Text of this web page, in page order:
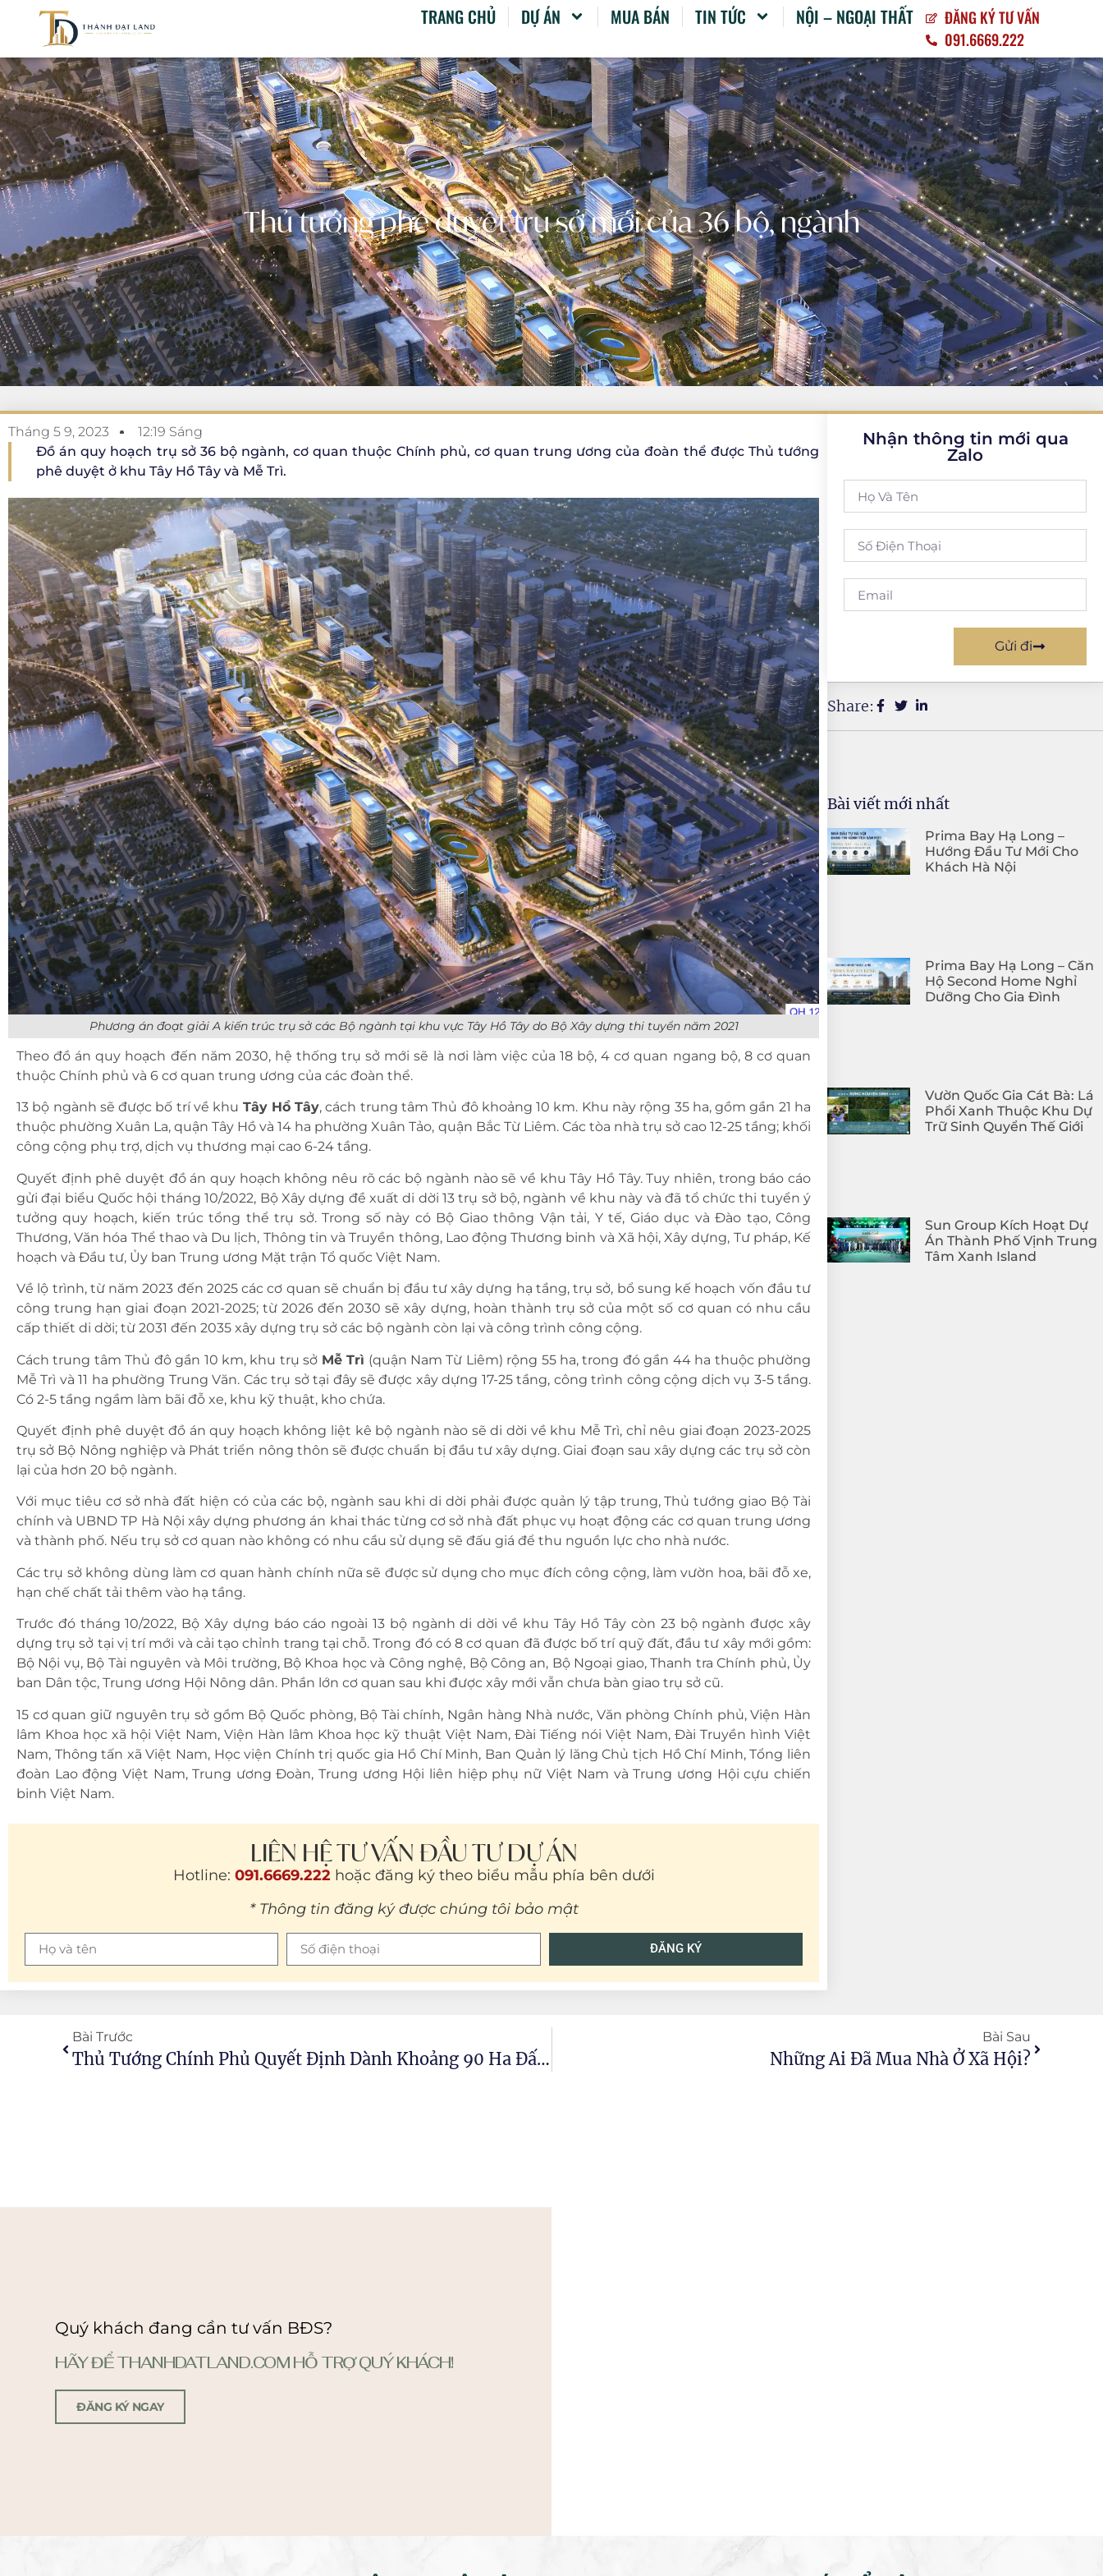
TRANG CHỦ DỰ ÁN MUA BÁN TIN TỨC NỘI – NGOẠI THẤT
ĐĂNG KÝ TƯ VẤN
091.6669.222
Thủ tướng phê duyệt trụ sở mới của 36 bộ, ngành
Tháng 5 9, 2023
12:19 Sáng
Đồ án quy hoạch trụ sở 36 bộ ngành, cơ quan thuộc Chính phủ, cơ quan trung ương của đoàn thể được Thủ tướng
phê duyệt ở khu Tây Hồ Tây và Mễ Trì.
Phương án đoạt giải A kiến trúc trụ sở các Bộ ngành tại khu vực Tây Hồ Tây do Bộ Xây dựng thi tuyển năm 2021
Theo đồ án quy hoạch đến năm 2030, hệ thống trụ sở mới sẽ là nơi làm việc của 18 bộ, 4 cơ quan ngang bộ, 8 cơ quan
thuộc Chính phủ và 6 cơ quan trung ương của các đoàn thể.
13 bộ ngành sẽ được bố trí về khu Tây Hồ Tây, cách trung tâm Thủ đô khoảng 10 km. Khu này rộng 35 ha, gồm gần 21 ha
thuộc phường Xuân La, quận Tây Hồ và 14 ha phường Xuân Tảo, quận Bắc Từ Liêm. Các tòa nhà trụ sở cao 12-25 tầng; khối
công cộng phụ trợ, dịch vụ thương mại cao 6-24 tầng.
Quyết định phê duyệt đồ án quy hoạch không nêu rõ các bộ ngành nào sẽ về khu Tây Hồ Tây. Tuy nhiên, trong báo cáo
gửi đại biểu Quốc hội tháng 10/2022, Bộ Xây dựng đề xuất di dời 13 trụ sở bộ, ngành về khu này và đã tổ chức thi tuyển ý
tưởng quy hoạch, kiến trúc tổng thể trụ sở. Trong số này có Bộ Giao thông Vận tải, Y tế, Giáo dục và Đào tạo, Công
Thương, Văn hóa Thể thao và Du lịch, Thông tin và Truyền thông, Lao động Thương binh và Xã hội, Xây dựng, Tư pháp, Kế
hoạch và Đầu tư, Ủy ban Trung ương Mặt trận Tổ quốc Việt Nam.
Về lộ trình, từ năm 2023 đến 2025 các cơ quan sẽ chuẩn bị đầu tư xây dựng hạ tầng, trụ sở, bổ sung kế hoạch vốn đầu tư
công trung hạn giai đoạn 2021-2025; từ 2026 đến 2030 sẽ xây dựng, hoàn thành trụ sở của một số cơ quan có nhu cầu
cấp thiết di dời; từ 2031 đến 2035 xây dựng trụ sở các bộ ngành còn lại và công trình công cộng.
Cách trung tâm Thủ đô gần 10 km, khu trụ sở Mễ Trì (quận Nam Từ Liêm) rộng 55 ha, trong đó gần 44 ha thuộc phường
Mễ Trì và 11 ha phường Trung Văn. Các trụ sở tại đây sẽ được xây dựng 17-25 tầng, công trình công cộng dịch vụ 3-5 tầng.
Có 2-5 tầng ngầm làm bãi đỗ xe, khu kỹ thuật, kho chứa.
Quyết định phê duyệt đồ án quy hoạch không liệt kê bộ ngành nào sẽ di dời về khu Mễ Trì, chỉ nêu giai đoạn 2023-2025
trụ sở Bộ Nông nghiệp và Phát triển nông thôn sẽ được chuẩn bị đầu tư xây dựng. Giai đoạn sau xây dựng các trụ sở còn
lại của hơn 20 bộ ngành.
Với mục tiêu cơ sở nhà đất hiện có của các bộ, ngành sau khi di dời phải được quản lý tập trung, Thủ tướng giao Bộ Tài
chính và UBND TP Hà Nội xây dựng phương án khai thác từng cơ sở nhà đất phục vụ hoạt động các cơ quan trung ương
và thành phố. Nếu trụ sở cơ quan nào không có nhu cầu sử dụng sẽ đấu giá để thu nguồn lực cho nhà nước.
Các trụ sở không dùng làm cơ quan hành chính nữa sẽ được sử dụng cho mục đích công cộng, làm vườn hoa, bãi đỗ xe,
hạn chế chất tải thêm vào hạ tầng.
Trước đó tháng 10/2022, Bộ Xây dựng báo cáo ngoài 13 bộ ngành di dời về khu Tây Hồ Tây còn 23 bộ ngành được xây
dựng trụ sở tại vị trí mới và cải tạo chỉnh trang tại chỗ. Trong đó có 8 cơ quan đã được bố trí quỹ đất, đầu tư xây mới gồm:
Bộ Nội vụ, Bộ Tài nguyên và Môi trường, Bộ Khoa học và Công nghệ, Bộ Công an, Bộ Ngoại giao, Thanh tra Chính phủ, Ủy
ban Dân tộc, Trung ương Hội Nông dân. Phần lớn cơ quan sau khi được xây mới vẫn chưa bàn giao trụ sở cũ.
15 cơ quan giữ nguyên trụ sở gồm Bộ Quốc phòng, Bộ Tài chính, Ngân hàng Nhà nước, Văn phòng Chính phủ, Viện Hàn
lâm Khoa học xã hội Việt Nam, Viện Hàn lâm Khoa học kỹ thuật Việt Nam, Đài Tiếng nói Việt Nam, Đài Truyền hình Việt
Nam, Thông tấn xã Việt Nam, Học viện Chính trị quốc gia Hồ Chí Minh, Ban Quản lý lăng Chủ tịch Hồ Chí Minh, Tổng liên
đoàn Lao động Việt Nam, Trung ương Đoàn, Trung ương Hội liên hiệp phụ nữ Việt Nam và Trung ương Hội cựu chiến
binh Việt Nam.
LIÊN HỆ TƯ VẤN ĐẦU TƯ DỰ ÁN
Hotline: 091.6669.222 hoặc đăng ký theo biểu mẫu phía bên dưới
* Thông tin đăng ký được chúng tôi bảo mật
ĐĂNG KÝ
Nhận thông tin mới qua
Zalo
Gửi đi
Share:
Bài viết mới nhất
Prima Bay Hạ Long –
Hướng Đầu Tư Mới Cho
Khách Hà Nội
Prima Bay Hạ Long – Căn
Hộ Second Home Nghỉ
Dưỡng Cho Gia Đình
Vườn Quốc Gia Cát Bà: Lá
Phổi Xanh Thuộc Khu Dự
Trữ Sinh Quyển Thế Giới
Sun Group Kích Hoạt Dự
Án Thành Phố Vịnh Trung
Tâm Xanh Island
Bài Trước
Thủ Tướng Chính Phủ Quyết Định Dành Khoảng 90 Ha Đất Xây Dựng Trụ Sở Các Bộ, Ngành Tại Tây Hồ Tây Và Mễ Trì
Bài Sau
Những Ai Đã Mua Nhà Ở Xã Hội?
Quý khách đang cần tư vấn BĐS?
HÃY ĐỂ THANHDATLAND.COM HỖ TRỢ QUÝ KHÁCH!
ĐĂNG KÝ NGAY